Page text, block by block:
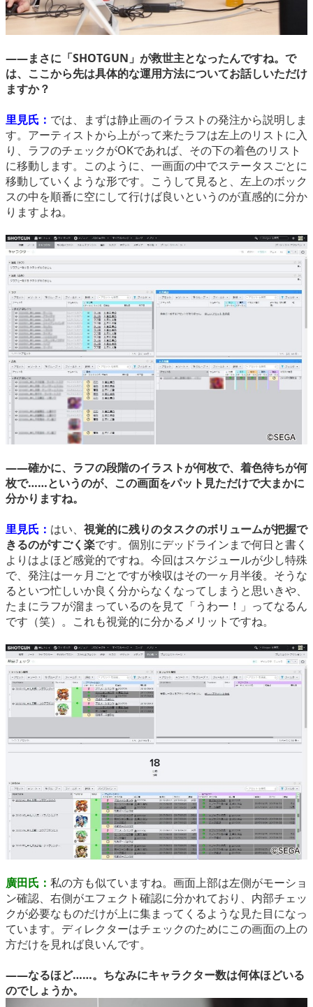
――まさに「SHOTGUN」が救世主となったんですね。で
は、ここから先は具体的な運用方法についてお話しいただけ
ますか？
里見氏： では、まずは静止画のイラストの発注から説明しま
す。アーティストから上がって来たラフは左上のリストに入
り、ラフのチェックがOKであれば、その下の着色のリスト
に移動します。このように、一画面の中でステータスごとに
移動していくような形です。こうして見ると、左上のボック
スの中を順番に空にして行けば良いというのが直感的に分か
りますよね。
――確かに、ラフの段階のイラストが何枚で、着色待ちが何
枚で……というのが、この画面をパット見ただけで大まかに
分かりますね。
里見氏： はい、 視覚的に残りのタスクのボリュームが把握で
きるのがすごく楽です。個別にデッドラインまで何日と書く
よりはよほど感覚的ですね。今回はスケジュールが少し特殊
で、発注は一ヶ月ごとですが検収はその一ヶ月半後。そうな
るといつ忙しいか良く分からなくなってしまうと思いきや、
たまにラフが溜まっているのを見て「うわー！」ってなるん
です（笑）。これも視覚的に分かるメリットですね。
廣田氏： 私の方も似ていますね。画面上部は左側がモーショ
ン確認、右側がエフェクト確認に分かれており、内部チェッ
クが必要なものだけが上に集まってくるような見た目になっ
ています。ディレクターはチェックのためにこの画面の上の
方だけを見れば良いんです。
――なるほど……。ちなみにキャラクター数は何体ほどいる
のでしょうか。